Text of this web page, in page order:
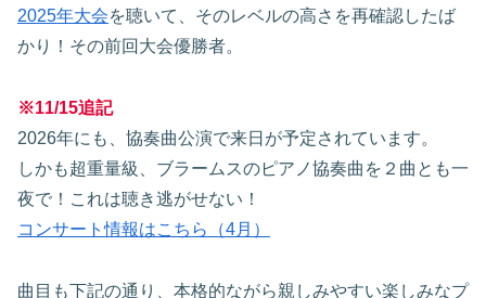
2025年大会を聴いて、そのレベルの高さを再確認したば
かり！その前回大会優勝者。
※11/15追記
2026年にも、協奏曲公演で来日が予定されています。
しかも超重量級、ブラームスのピアノ協奏曲を２曲とも一
夜で！これは聴き逃がせない！
コンサート情報はこちら（4月）
曲目も下記の通り、本格的ながら親しみやすい楽しみなプ